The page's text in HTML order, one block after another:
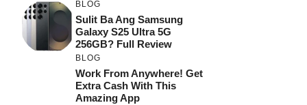
BLOG
Sulit Ba Ang Samsung
Galaxy S25 Ultra 5G
256GB? Full Review
BLOG
Work From Anywhere! Get
Extra Cash With This
Amazing App